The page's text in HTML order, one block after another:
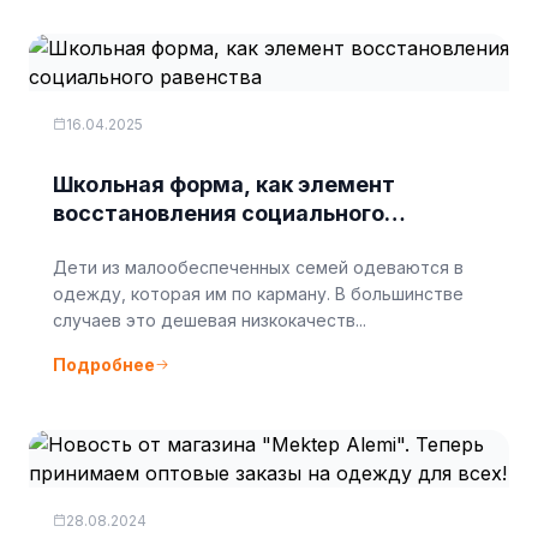
16.04.2025
Школьная форма, как элемент
восстановления социального
Дети из малообеспеченных семей одеваются в
одежду, которая им по карману. В большинстве
случаев это дешевая низкокачеств...
Подробнее
28.08.2024